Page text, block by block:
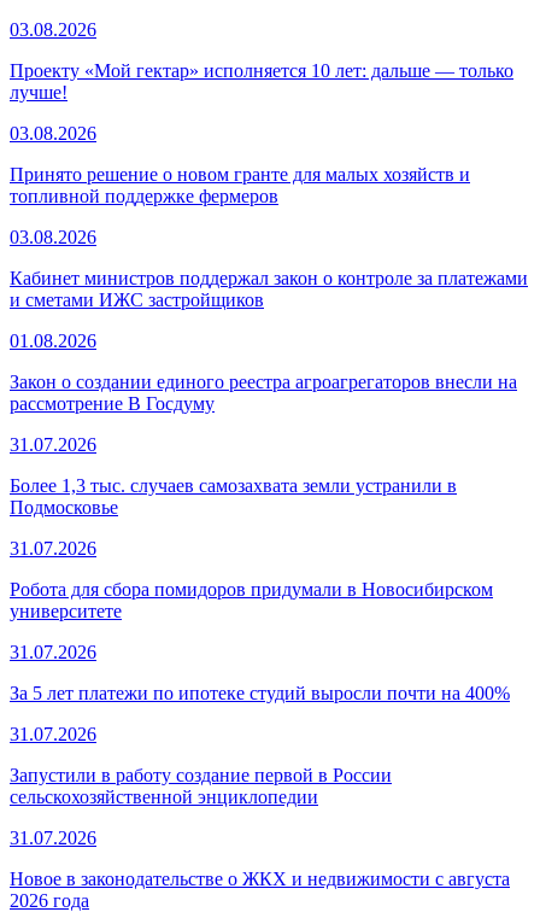
03.08.2026
Проекту «Мой гектар» исполняется 10 лет: дальше — только
лучше!
03.08.2026
Принято решение о новом гранте для малых хозяйств и
топливной поддержке фермеров
03.08.2026
Кабинет министров поддержал закон о контроле за платежами
и сметами ИЖС застройщиков
01.08.2026
Закон о создании единого реестра агроагрегаторов внесли на
рассмотрение В Госдуму
31.07.2026
Более 1,3 тыс. случаев самозахвата земли устранили в
Подмосковье
31.07.2026
Робота для сбора помидоров придумали в Новосибирском
университете
31.07.2026
За 5 лет платежи по ипотеке студий выросли почти на 400%
31.07.2026
Запустили в работу создание первой в России
сельскохозяйственной энциклопедии
31.07.2026
Новое в законодательстве о ЖКХ и недвижимости с августа
2026 года